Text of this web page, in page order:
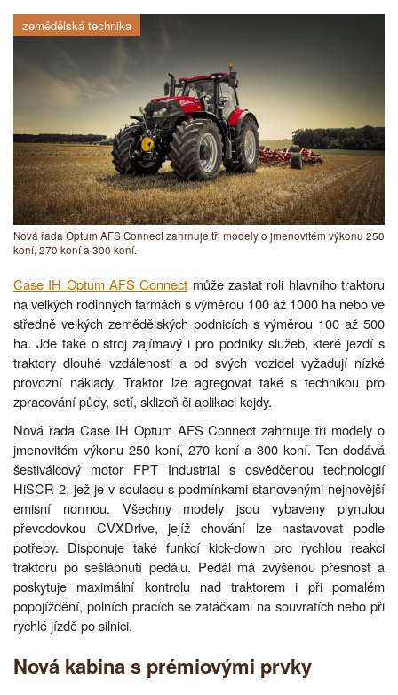
zemědělská technika
Nová řada Optum AFS Connect zahrnuje tři modely o jmenovitém výkonu 250
koní, 270 koní a 300 koní.
Case IH Optum AFS Connect může zastat roli hlavního traktoru
na velkých rodinných farmách s výměrou 100 až 1000 ha nebo ve
středně velkých zemědělských podnicích s výměrou 100 až 500
ha. Jde také o stroj zajímavý i pro podniky služeb, které jezdí s
traktory dlouhé vzdálenosti a od svých vozidel vyžadují nízké
provozní náklady. Traktor lze agregovat také s technikou pro
zpracování půdy, setí, sklizeň či aplikaci kejdy.
Nová řada Case IH Optum AFS Connect zahrnuje tři modely o
jmenovitém výkonu 250 koní, 270 koní a 300 koní. Ten dodává
šestiválcový motor FPT Industrial s osvědčenou technologií
HiSCR 2, jež je v souladu s podmínkami stanovenými nejnovější
emisní normou. Všechny modely jsou vybaveny plynulou
převodovkou CVXDrive, jejíž chování lze nastavovat podle
potřeby. Disponuje také funkcí kick-down pro rychlou reakci
traktoru po sešlápnutí pedálu. Pedál má zvýšenou přesnost a
poskytuje maximální kontrolu nad traktorem i při pomalém
popojíždění, polních pracích se zatáčkami na souvratích nebo při
rychlé jízdě po silnici.
Nová kabina s prémiovými prvky